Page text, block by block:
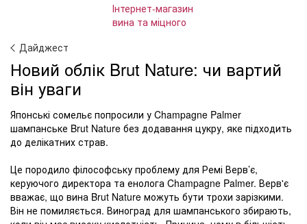
Дайджест
Новий облік Brut Nature: чи вартий
він уваги
Японські сомельє попросили у Champagne Palmer
шампанське Brut Nature без додавання цукру, яке підходить
до делікатних страв.
Це породило філософську проблему для Ремі Верв’є,
керуючого директора та енолога Champagne Palmer. Верв'є
вважає, що вина Brut Nature можуть бути трохи зарізкими.
Він не помиляється. Виноград для шампанського збирають,